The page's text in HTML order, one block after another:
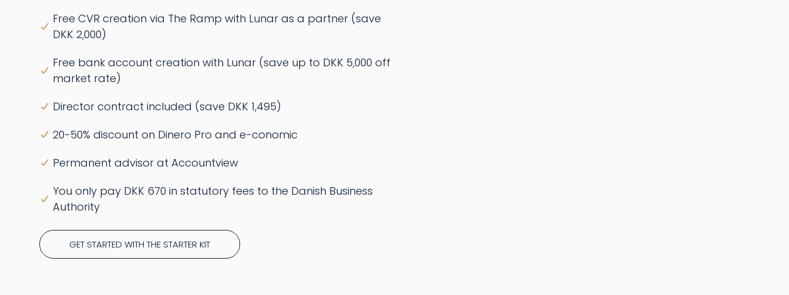
Free CVR creation via The Ramp with Lunar as a partner (save
DKK 2,000)
Free bank account creation with Lunar (save up to DKK 5,000 off
market rate)
Director contract included (save DKK 1,495)
20-50% discount on Dinero Pro and e-conomic
Permanent advisor at Accountview
You only pay DKK 670 in statutory fees to the Danish Business
Authority
GET STARTED WITH THE STARTER KIT